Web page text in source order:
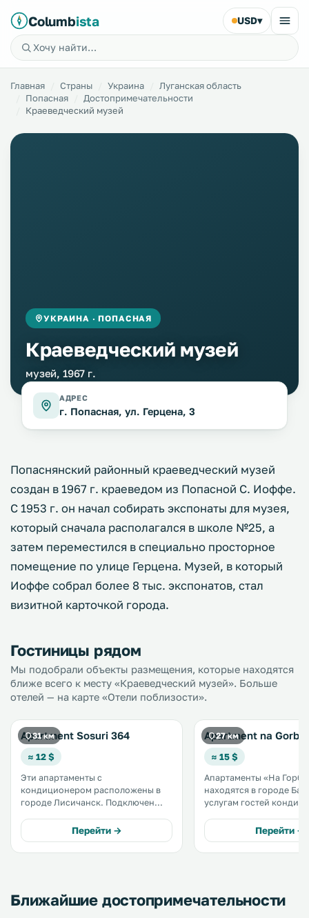
Columbista USD▾
Главная Страны Украина
Луганская область
Попасная
Достопримечательности
Краеведческий музей
УКРАИНА · ПОПАСНАЯ
Краеведческий музей
музей, 1967 г.
АДРЕС
г. Попасная, ул. Герцена, 3
Попаснянский районный краеведческий музей
создан в 1967 г. краеведом из Попасной С. Иоффе.
С 1953 г. он начал собирать экспонаты для музея,
который сначала располагался в школе №25, а
затем переместился в специально просторное
помещение по улице Герцена. Музей, в который
Иоффе собрал более 8 тыс. экспонатов, стал
визитной карточкой города.
Гостиницы рядом
Мы подобрали объекты размещения, которые находятся
ближе всего к месту «Краеведческий музей». Больше
отелей — на карте «Отели поблизости».
31 км
Apartment Sosuri 364
≈ 12 $
Эти апартаменты с
кондиционером расположены в
городе Лисичанск. Подключен
предоставляются полотенца и
постельное белье. .
Перейти →
27 км
Apartment na
≈ 15 $
Апартаменты «На
находятся в городе
услугам гостей
Перейти →
Ближайшие достопримечательности